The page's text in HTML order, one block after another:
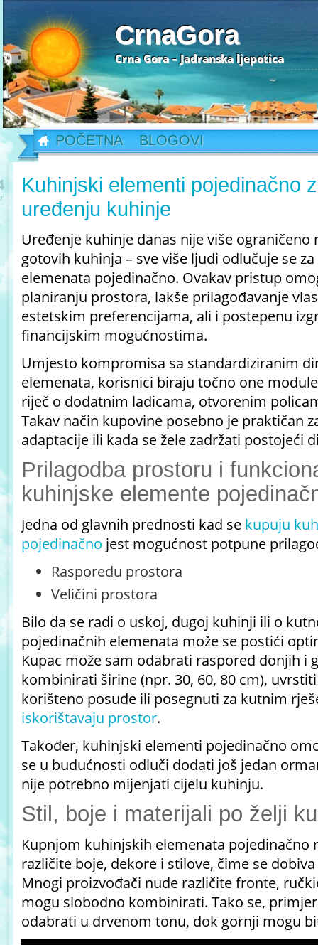
CrnaGora
Crna Gora – Jadranska ljepotica
POČETNA BLOGOVI
Kuhinjski elementi pojedinačno
uređenju kuhinje
Uređenje kuhinje danas nije više
gotovih kuhinja – sve više ljudi odlučuje se
elemenata pojedinačno. Ovakav pristup
planiranju prostora, lakše prilagođavanje
estetskim preferencijama, ali i postepenu
financijskim mogućnostima.
Umjesto kompromisa sa standardiziranim
elemenata, korisnici biraju točno one
riječ o dodatnim ladicama, otvorenim
Takav način kupovine posebno je praktičan
adaptacije ili kada se žele zadržati postojeći
Prilagodba prostoru i
kuhinjske elemente
Jedna od glavnih prednosti kad se kupuju
pojedinačno jest mogućnost potpune
Rasporedu prostora
Veličini prostora
Bilo da se radi o uskoj, dugoj kuhinji ili o
pojedinačnih elemenata može se postići
Kupac može sam odabrati raspored donjih i
kombinirati širine (npr. 30, 60, 80 cm),
korišteno posuđe ili posegnuti za kutnim
iskorištavaju prostor.
Također, kuhinjski elementi pojedinačno
se u budućnosti odluči dodati još jedan
nije potrebno mijenjati cijelu kuhinju.
Stil, boje i materijali po želji
Kupnjom kuhinjskih elemenata pojedinačno
različite boje, dekore i stilove, čime se
Mnogi proizvođači nude različite fronte,
mogu slobodno kombinirati. Tako se,
odabrati u drvenom tonu, dok gornji mogu